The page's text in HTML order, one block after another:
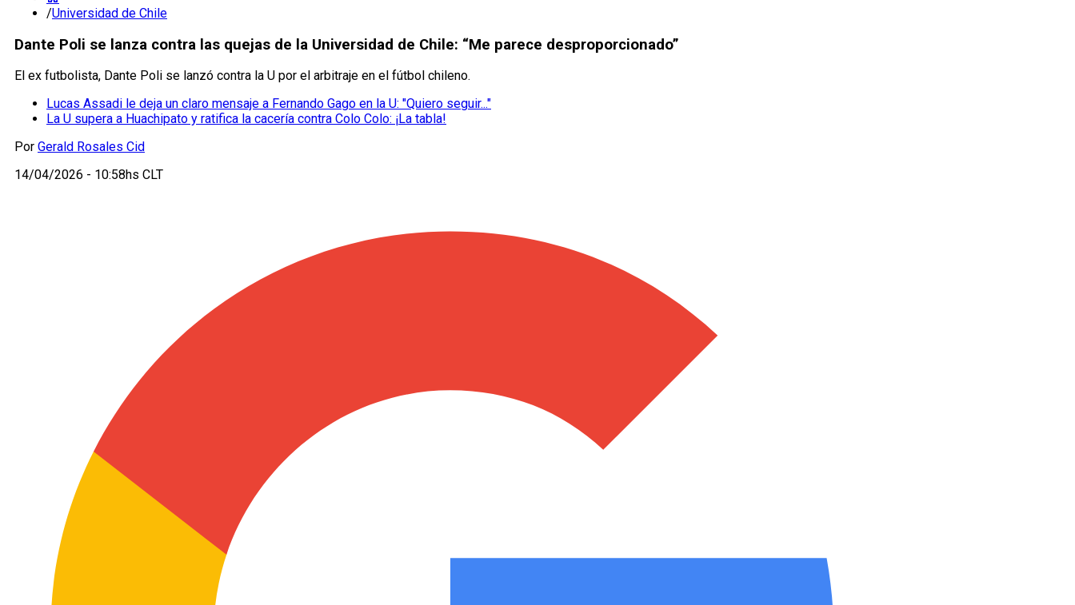
/Universidad de Chile
Dante Poli se lanza contra las quejas de la Universidad de Chile: “Me parece desproporcionado”
El ex futbolista, Dante Poli se lanzó contra la U por el arbitraje en el fútbol chileno.
Lucas Assadi le deja un claro mensaje a Fernando Gago en la U: "Quiero seguir..."
La U supera a Huachipato y ratifica la cacería contra Colo Colo: ¡La tabla!
Por Gerald Rosales Cid
14/04/2026 - 10:58hs CLT